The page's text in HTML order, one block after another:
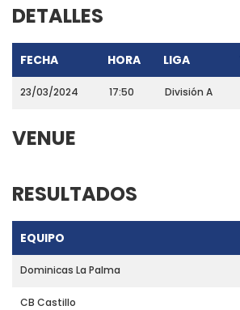
DETALLES
FECHA HORA LIGA
23/03/2024 17:50 División A
VENUE
RESULTADOS
EQUIPO
Dominicas La Palma
CB Castillo